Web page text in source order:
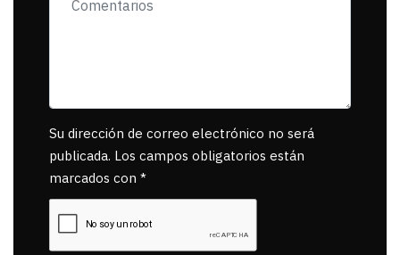
Su dirección de correo electrónico no será
publicada. Los campos obligatorios están
marcados con *